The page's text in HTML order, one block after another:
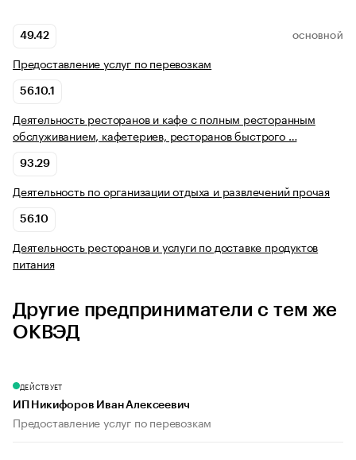
49.42 ОСНОВНОЙ
Предоставление услуг по перевозкам
56.10.1
Деятельность ресторанов и кафе с полным ресторанным
обслуживанием, кафетериев, ресторанов быстрого …
93.29
Деятельность по организации отдыха и развлечений прочая
56.10
Деятельность ресторанов и услуги по доставке продуктов
питания
Другие предприниматели с тем же
ОКВЭД
ДЕЙСТВУЕТ
ИП Никифоров Иван Алексеевич
Предоставление услуг по перевозкам